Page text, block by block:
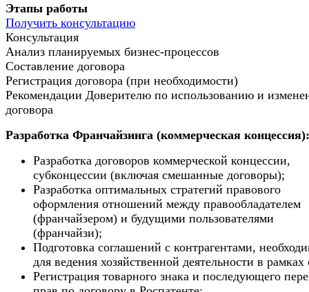
Этапы работы
Получить консультацию
Консультация
Анализ планируемых бизнес-процессов
Составление договора
Регистрация договора (при необходимости)
Рекомендации Доверителю по использованию и
договора
Разработка Франчайзинга (коммерческая концессия):
Разработка договоров коммерческой концессии,
субконцессии (включая смешанные договоры);
Разработка оптимальных стратегий правового
оформления отношений между правообладателем
(франчайзером) и будущими пользователями
(франчайзи);
Подготовка соглашений с контрагентами,
для ведения хозяйственной деятельности в рамках
Регистрация товарного знака и последующего